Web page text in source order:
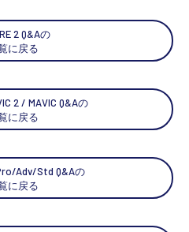
2 Q&Aの
に戻る
2 / MAVIC Q&Aの
に戻る
Adv/Std Q&Aの
に戻る